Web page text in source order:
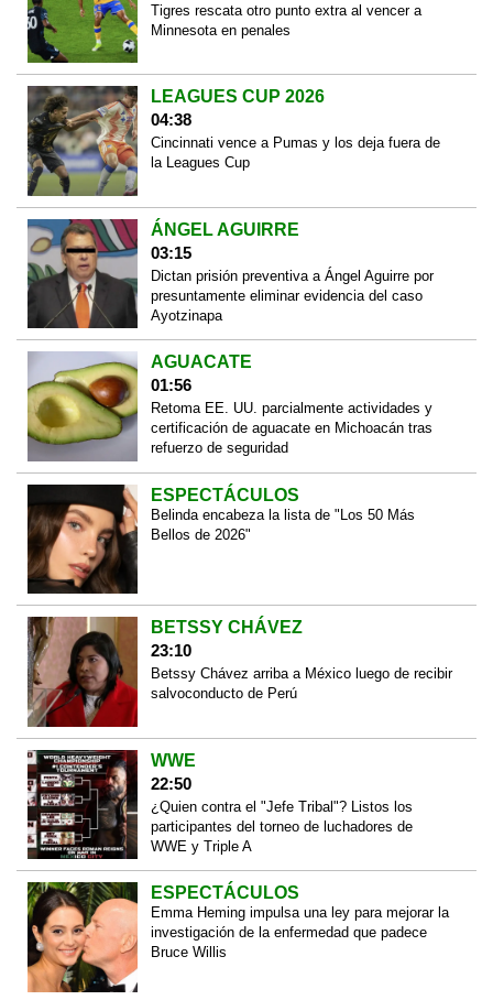
Tigres rescata otro punto extra al vencer a
Minnesota en penales
LEAGUES CUP 2026
04:38
Cincinnati vence a Pumas y los deja fuera de
la Leagues Cup
ÁNGEL AGUIRRE
03:15
Dictan prisión preventiva a Ángel Aguirre por
presuntamente eliminar evidencia del caso
Ayotzinapa
AGUACATE
01:56
Retoma EE. UU. parcialmente actividades y
certificación de aguacate en Michoacán tras
refuerzo de seguridad
ESPECTÁCULOS
Belinda encabeza la lista de "Los 50 Más
Bellos de 2026"
BETSSY CHÁVEZ
23:10
Betssy Chávez arriba a México luego de recibir
salvoconducto de Perú
WWE
22:50
¿Quien contra el "Jefe Tribal"? Listos los
participantes del torneo de luchadores de
WWE y Triple A
ESPECTÁCULOS
Emma Heming impulsa una ley para mejorar la
investigación de la enfermedad que padece
Bruce Willis